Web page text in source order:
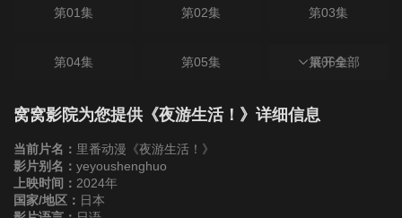
第01集 第02集 第03集
第04集 第05集 第06集
第07集 第08集
展开全部
窝窝影院为您提供《夜游生活！》详细信息
当前片名： 里番动漫《夜游生活！》
影片别名： yeyoushenghuo
上映时间： 2024年
国家/地区： 日本